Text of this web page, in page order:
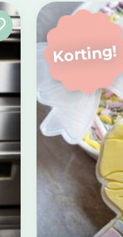
Korting!